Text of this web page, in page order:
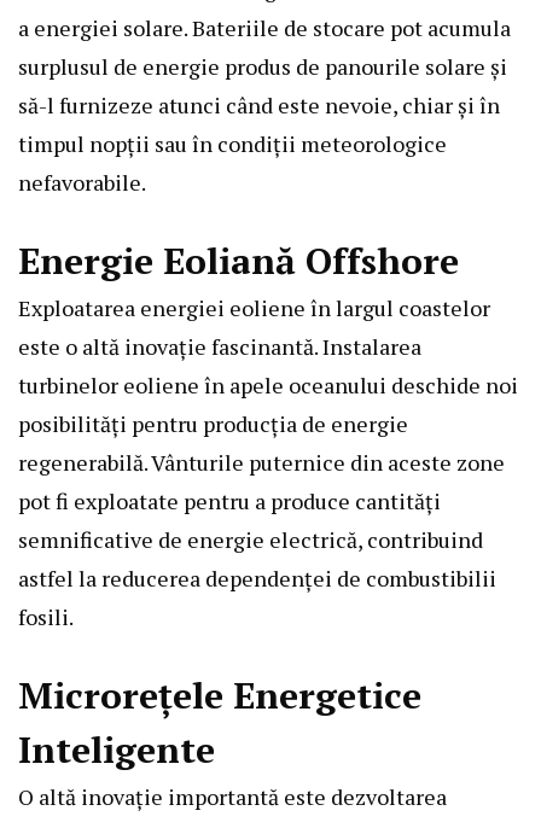
a energiei solare. Bateriile de stocare pot acumula
surplusul de energie produs de panourile solare și
să-l furnizeze atunci când este nevoie, chiar și în
timpul nopții sau în condiții meteorologice
nefavorabile.
Energie Eoliană Offshore
Exploatarea energiei eoliene în largul coastelor
este o altă inovație fascinantă. Instalarea
turbinelor eoliene în apele oceanului deschide noi
posibilități pentru producția de energie
regenerabilă. Vânturile puternice din aceste zone
pot fi exploatate pentru a produce cantități
semnificative de energie electrică, contribuind
astfel la reducerea dependenței de combustibilii
fosili.
Microrețele Energetice
Inteligente
O altă inovație importantă este dezvoltarea